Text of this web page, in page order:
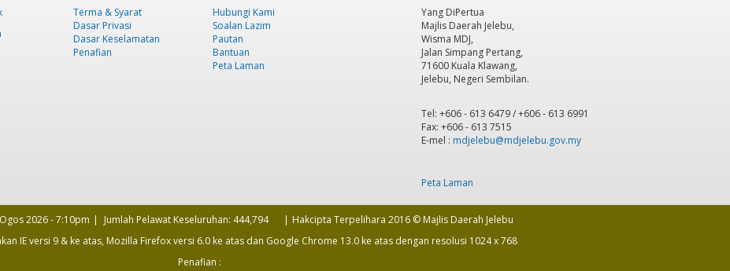
Terma & Syarat
Dasar Privasi
Dasar Keselamatan
Penafian
Hubungi Kami
Soalan Lazim
Pautan
Bantuan
Peta Laman
Yang DiPertua
Majlis Daerah Jelebu,
Wisma MDJ,
Jalan Simpang Pertang,
71600 Kuala Klawang,
Jelebu, Negeri Sembilan.
Tel: +606 - 613 6479 / +606 - 613 6991
Fax: +606 - 613 7515
E-mel : mdjelebu@mdjelebu.gov.my
Peta Laman
2026 - 7:10pm Jumlah Pelawat Keseluruhan: 444,794
Hakcipta Terpelihara 2016 © Majlis Daerah Jelebu
IE versi 9 & ke atas, Mozilla Firefox versi 6.0 ke atas dan Google Chrome 13.0 ke atas dengan resolusi 1024 x 768
Penafian :